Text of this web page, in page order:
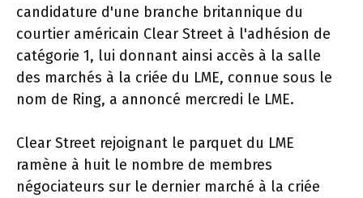
candidature d'une branche britannique du
courtier américain Clear Street à l'adhésion de
catégorie 1, lui donnant ainsi accès à la salle
des marchés à la criée du LME, connue sous le
nom de Ring, a annoncé mercredi le LME.
Clear Street rejoignant le parquet du LME
ramène à huit le nombre de membres
négociateurs sur le dernier marché à la criée